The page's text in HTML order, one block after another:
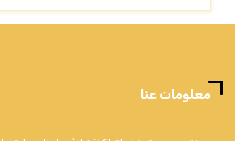
معلومات عنا